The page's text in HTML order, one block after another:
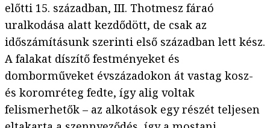
előtti 15. században, III. Thotmesz fáraó
uralkodása alatt kezdődött, de csak az
időszámításunk szerinti első században lett kész.
A falakat díszítő festményeket és
domborműveket évszázadokon át vastag kosz-
és koromréteg fedte, így alig voltak
felismerhetők – az alkotások egy részét teljesen